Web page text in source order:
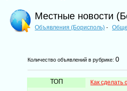
Местные новости
Объявления (Борисполь) -
Количество объявлений в рубрике:0
ТОП Как